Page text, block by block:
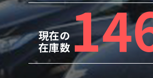
現在の
在庫数